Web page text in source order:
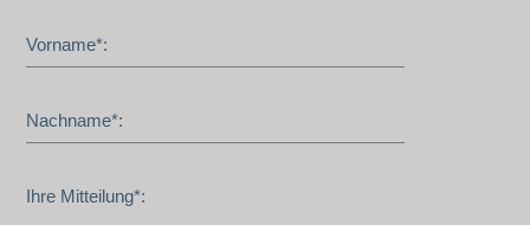
Vorname*:
Nachname*:
Ihre Mitteilung*: